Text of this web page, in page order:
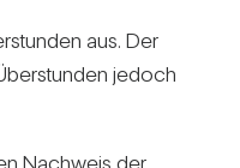
aus. Der
jedoch
Nach­weis der